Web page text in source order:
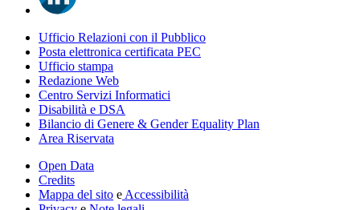
Ufficio Relazioni con il Pubblico
Posta elettronica certificata PEC
Ufficio stampa
Redazione Web
Centro Servizi Informatici
Disabilità e DSA
Bilancio di Genere & Gender Equality Plan
Area Riservata
Open Data
Credits
Mappa del sito e Accessibilità